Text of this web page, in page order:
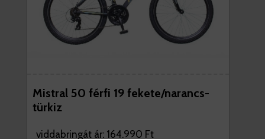
Mistral 50 férfi 19 fekete/narancs-
türkiz
viddabringát ár: 164.990 Ft